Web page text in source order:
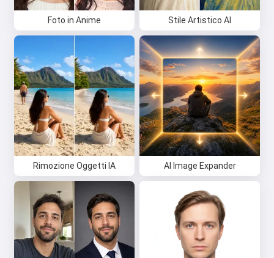
Foto in Anime Stile Artistico AI
Rimozione Oggetti IA AI Image Expander